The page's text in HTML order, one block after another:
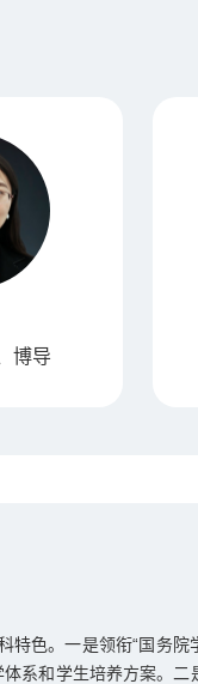
博导
特色。一是领衔“国务
系和学生培养方案。